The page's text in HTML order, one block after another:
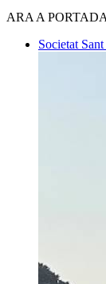
ARA A PORTADA
Societat